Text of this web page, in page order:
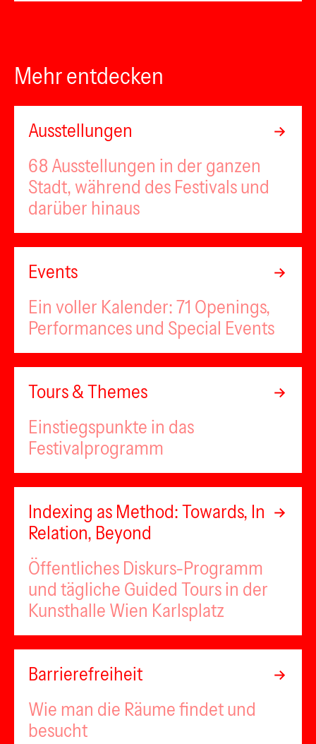
Mehr entdecken
Ausstellungen
68 Ausstellungen in der ganzen
Stadt, während des Festivals und
darüber hinaus
Events
Ein voller Kalender: 71 Openings,
Performances und Special Events
Tours & Themes
Einstiegspunkte in das
Festivalprogramm
Indexing as Method: Towards, In
Relation, Beyond
Öffentliches Diskurs-Programm
und tägliche Guided Tours in der
Kunsthalle Wien Karlsplatz
Barrierefreiheit
Wie man die Räume findet und
besucht